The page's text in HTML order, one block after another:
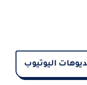
اليوتيوب